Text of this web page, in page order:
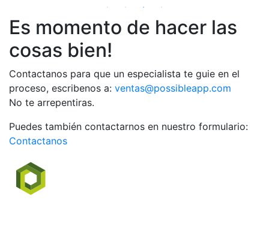
Es momento de hacer las
cosas bien!
Contactanos para que un especialista te guie en el
proceso, escribenos a: ventas@possibleapp.com
No te arrepentiras.
Puedes también contactarnos en nuestro formulario:
Contactanos